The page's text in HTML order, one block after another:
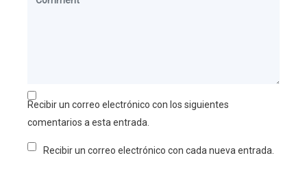
Recibir un correo electrónico con los siguientes
comentarios a esta entrada.
Recibir un correo electrónico con cada nueva entrada.